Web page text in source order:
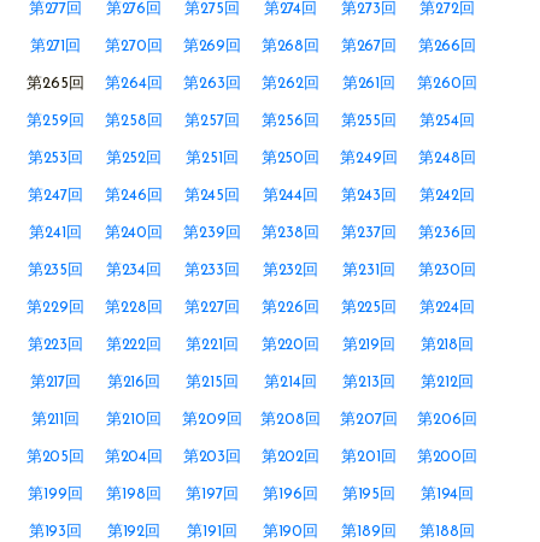
第277回 第276回 第275回 第274回 第273回 第272回
第271回 第270回 第269回 第268回 第267回 第266回
第265回 第264回 第263回 第262回 第261回 第260回
第259回 第258回 第257回 第256回 第255回 第254回
第253回 第252回 第251回 第250回 第249回 第248回
第247回 第246回 第245回 第244回 第243回 第242回
第241回 第240回 第239回 第238回 第237回 第236回
第235回 第234回 第233回 第232回 第231回 第230回
第229回 第228回 第227回 第226回 第225回 第224回
第223回 第222回 第221回 第220回 第219回 第218回
第217回 第216回 第215回 第214回 第213回 第212回
第211回 第210回 第209回 第208回 第207回 第206回
第205回 第204回 第203回 第202回 第201回 第200回
第199回 第198回 第197回 第196回 第195回 第194回
第193回 第192回 第191回 第190回 第189回 第188回